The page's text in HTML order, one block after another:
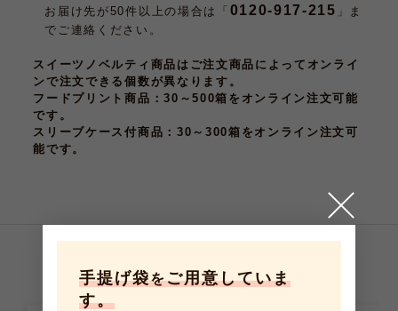
お届け先が50件以上の場合は「 0120-917-215 」ま
でご連絡ください。
スイーツノベルティ商品はご注文商品によってオンライ
ンで注文できる個数が異なります。
フードプリント商品 ：30～500箱をオンライン注文可能
です。
スリーブケース付商品 ：30～300箱をオンライン注文可
能です。
手提げ袋をご用意していま
す。